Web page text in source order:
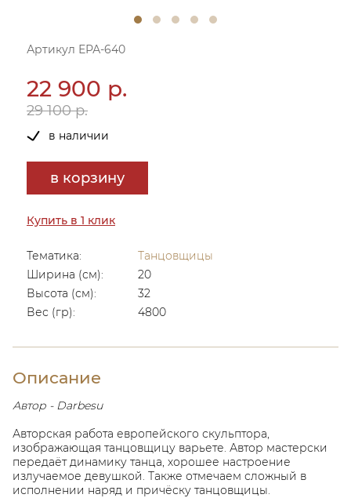
Артикул ЕРА-640
22 900 р.
29 100 р.
в наличии
в корзину
Купить в 1 клик
Тематика:
Танцовщицы
Ширина (см):
20
Высота (см):
32
Вес (гр):
4800
Описание
Автор - Darbesu
Авторская работа европейского скульптора,
изображающая танцовщицу варьете. Автор мастерски
передаёт динамику танца, хорошее настроение
излучаемое девушкой. Также отмечаем сложный в
исполнении наряд и причёску танцовщицы.